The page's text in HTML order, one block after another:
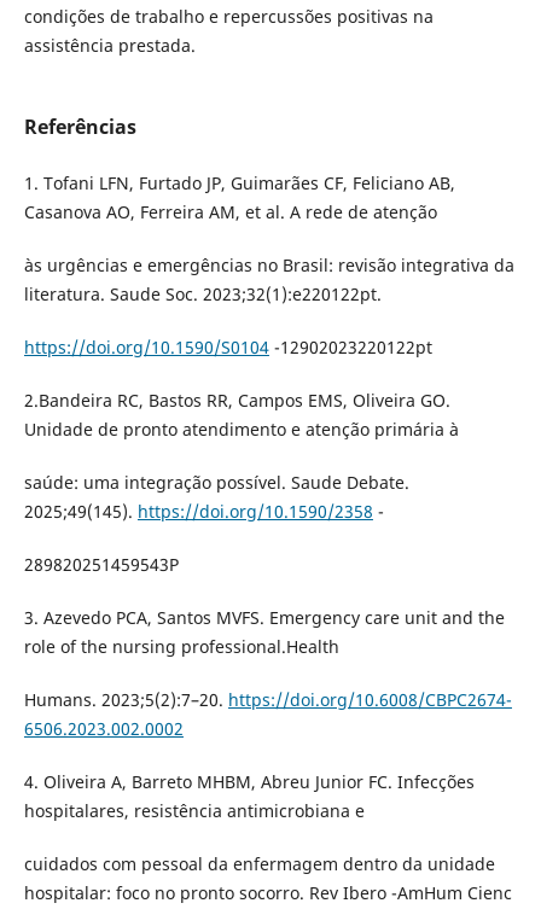
condições de trabalho e repercussões positivas na
assistência prestada.
Referências
1. Tofani LFN, Furtado JP, Guimarães CF, Feliciano AB,
Casanova AO, Ferreira AM, et al. A rede de atenção
às urgências e emergências no Brasil: revisão integrativa da
literatura. Saude Soc. 2023;32(1):e220122pt.
https://doi.org/10.1590/S0104-12902023220122pt
2.Bandeira RC, Bastos RR, Campos EMS, Oliveira GO.
Unidade de pronto atendimento e atenção primária à
saúde: uma integração possível. Saude Debate.
2025;49(145). https://doi.org/10.1590/2358 -
289820251459543P
3. Azevedo PCA, Santos MVFS. Emergency care unit and the
role of the nursing professional.Health
Humans. 2023;5(2):7–20. https://doi.org/10.6008/CBPC2674-
6506.2023.002.0002
4. Oliveira A, Barreto MHBM, Abreu Junior FC. Infecções
hospitalares, resistência antimicrobiana e
cuidados com pessoal da enfermagem dentro da unidade
hospitalar: foco no pronto socorro. Rev Ibero -AmHum Cienc